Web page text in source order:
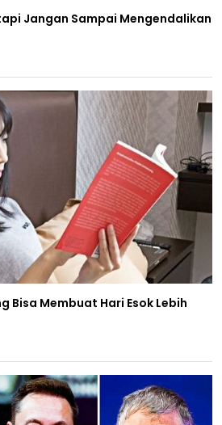
Jangan Sampai Mengendalikan
Bisa Membuat Hari Esok Lebih